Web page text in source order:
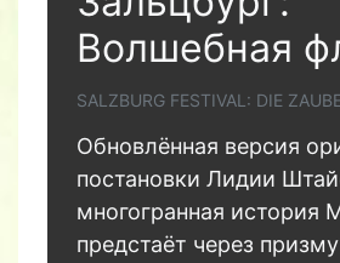
Волшебная
SALZBURG FESTIVAL: DIE
Обновлённая версия
постановки Лидии
многогранная история
предстаёт через призму